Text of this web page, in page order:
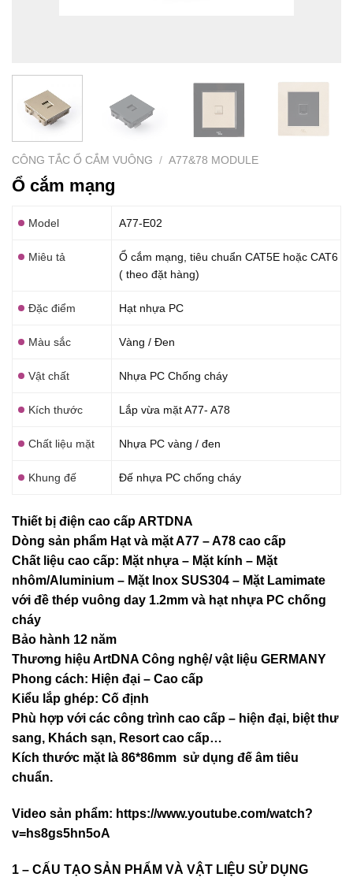
CÔNG TẮC Ổ CẮM VUÔNG / A77&78 MODULE
Ổ cắm mạng
Model A77-E02
Miêu tả
Ổ cắm mạng, tiêu chuẩn CAT5E hoặc CAT6
( theo đặt hàng)
Đặc điểm Hạt nhựa PC
Màu sắc Vàng / Đen
Vật chất Nhựa PC Chống cháy
Kích thước Lắp vừa mặt A77- A78
Chất liệu mặt Nhựa PC vàng / đen
Khung đế Đế nhựa PC chống cháy
Thiết bị điện cao cấp ARTDNA
Dòng sản phẩm Hạt và mặt A77 – A78 cao cấp
Chất liệu cao cấp: Mặt nhựa – Mặt kính – Mặt
nhôm/Aluminium – Mặt Inox SUS304 – Mặt Lamimate
với đề thép vuông day 1.2mm và hạt nhựa PC chống
cháy
Bảo hành 12 năm
Thương hiệu ArtDNA Công nghệ/ vật liệu GERMANY
Phong cách: Hiện đại – Cao cấp
Kiểu lắp ghép: Cố định
Phù hợp với các công trình cao cấp – hiện đại, biệt thư
sang, Khách sạn, Resort cao cấp…
Kích thước mặt là 86*86mm sử dụng đế âm tiêu
chuẩn.
Video sản phẩm: https://www.youtube.com/watch?
v=hs8gs5hn5oA
1 – CẤU TẠO SẢN PHẨM VÀ VẬT LIỆU SỬ DỤNG